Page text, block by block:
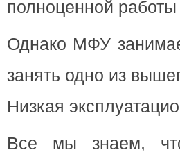
полноценной
Однако МФУ
занять одно из
Низкая
Все мы знаем,